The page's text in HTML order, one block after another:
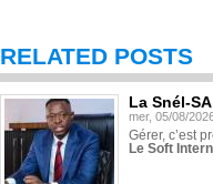
RELATED POSTS
La Snél-
mer, 05/08/
Gérer, c’est
Le Soft